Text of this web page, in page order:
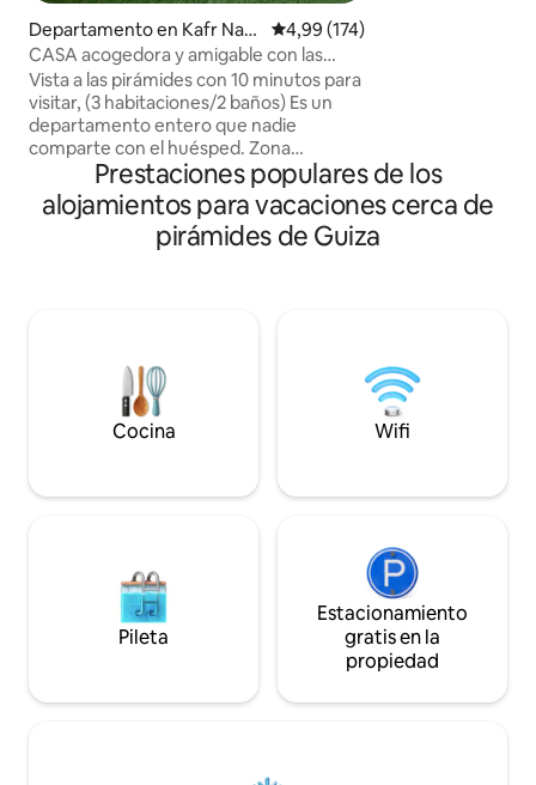
Departamento en Kafr Nass
ar
Calificación promedio: 4,99 de
4,99 (174)
CASA acogedora y amigable con las
pirámides (T/A/K)
Vista a las pirámides con 10 minutos para
visitar, (3 habitaciones/2 baños) Es un
departamento entero que nadie
comparte con el huésped. Zona
tranquila de élite mejorada para
familias/grupos, a 15 minutos a pie de
GEM, (a 30 minutos en auto del museo
antiguo), lo que nos hace especiales es
como huéspedes. Podemos administrar
el servicio de recogida y traslado desde y
hacia el aeropuerto si lo deseas. También
puedes pedir recomendaciones .
Prestaciones populares de los
alojamientos para vacaciones cerca de
pirámides de Guiza
Cocina Wifi
Pileta
Estacionamiento
gratis en la
propiedad